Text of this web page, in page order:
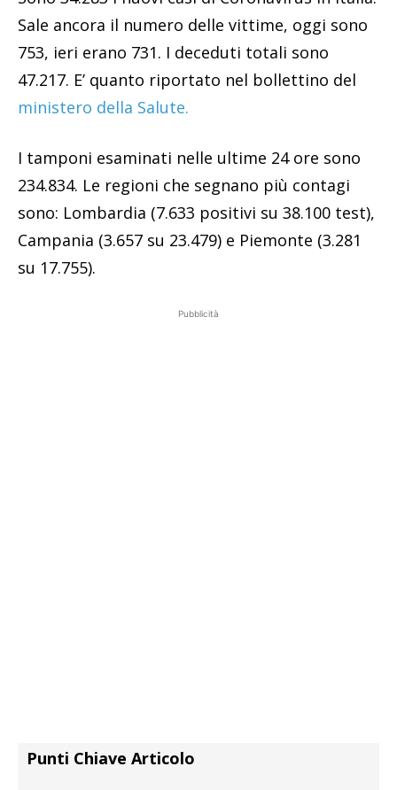
Sale ancora il numero delle vittime, oggi sono
753, ieri erano 731. I deceduti totali sono
47.217. E’ quanto riportato nel bollettino del
ministero della Salute.
I tamponi esaminati nelle ultime 24 ore sono
234.834. Le regioni che segnano più contagi
sono: Lombardia (7.633 positivi su 38.100 test),
Campania (3.657 su 23.479) e Piemonte (3.281
su 17.755).
Pubblicità
Punti Chiave Articolo